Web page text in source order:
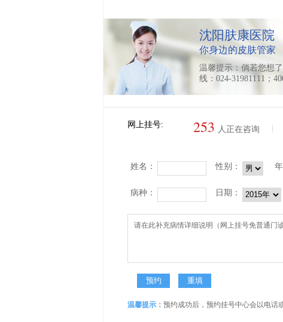
沈阳肤康医院
你身边的皮肤管家
温馨提示：倘若您想
线：024-31981111；
网上挂号: 253 人正在咨询
姓名： 性别：
病种： 日期：
温馨提示： 预约成功后，预约挂号中心会以电话